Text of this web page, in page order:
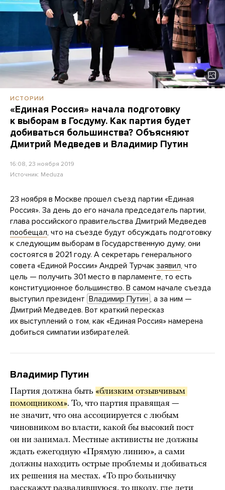
ИСТОРИИ
«Единая Россия» начала подготовку
к выборам в Госдуму. Как партия будет
добиваться большинства? Объясняют
Дмитрий Медведев и Владимир Путин
16:08, 23 ноября 2019
Источник: Meduza
23 ноября в Москве прошел съезд партии «Единая
Россия». За день до его начала председатель партии,
глава российского правительства Дмитрий Медведев
пообещал, что на съезде будут обсуждать подготовку
к следующим выборам в Государственную думу, они
состоятся в 2021 году. А секретарь генерального
совета «Единой России» Андрей Турчак заявил, что
цель — получить 301 место в парламенте, то есть
конституционное большинство. В самом начале съезда
выступил президент Владимир Путин , а за ним —
Дмитрий Медведев. Вот краткий пересказ
их выступлений о том, как «Единая Россия» намерена
добиться симпатии избирателей.
Владимир Путин
Партия должна быть «близким отзывчивым
помощником». То, что партия правящая —
не значит, что она ассоциируется с любым
чиновником во власти, какой бы высокий пост
он ни занимал. Местные активисты не должны
ждать ежегодную «Прямую линию», а сами
должны находить острые проблемы и добиваться
их решения на местах. «То про больничку